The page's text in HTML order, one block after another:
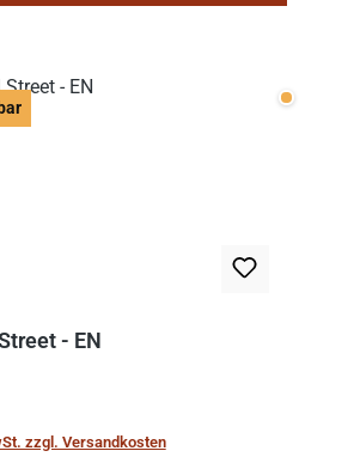
Wenige
- EN
zzgl. Versandkosten